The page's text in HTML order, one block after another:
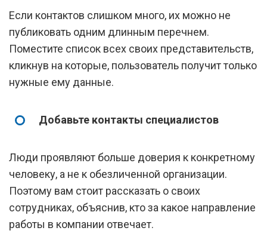
Если контактов слишком много, их можно не
публиковать одним длинным перечнем.
Поместите список всех своих представительств,
кликнув на которые, пользователь получит только
нужные ему данные.
Добавьте контакты специалистов
Люди проявляют больше доверия к конкретному
человеку, а не к обезличенной организации.
Поэтому вам стоит рассказать о своих
сотрудниках, объяснив, кто за какое направление
работы в компании отвечает.